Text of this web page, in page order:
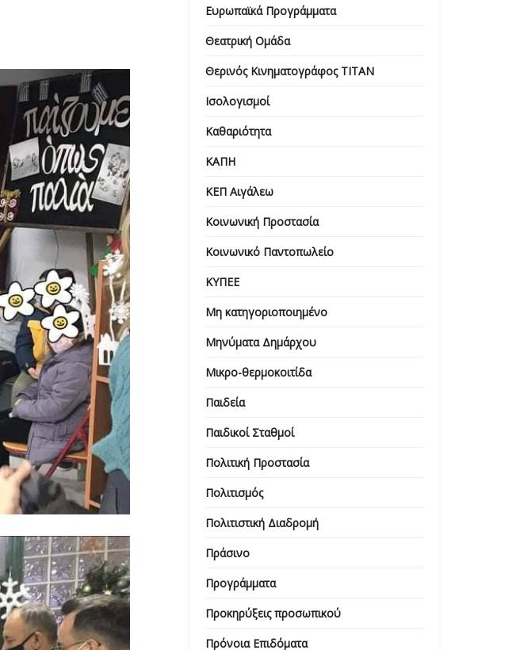
Ευρωπαϊκά Προγράμματα
Θεατρική Ομάδα
Θερινός Κινηματογράφος ΤΙΤΑΝ
Ισολογισμοί
Καθαριότητα
ΚΑΠΗ
ΚΕΠ Αιγάλεω
Κοινωνική Προστασία
Κοινωνικό Παντοπωλείο
ΚΥΠΕΕ
Μη κατηγοριοποιημένο
Μηνύματα Δημάρχου
Μικρο-θερμοκοιτίδα
Παιδεία
Παιδικοί Σταθμοί
Πολιτική Προστασία
Πολιτισμός
Πολιτιστική Διαδρομή
Πράσινο
Προγράμματα
Προκηρύξεις προσωπικού
Πρόνοια Επιδόματα